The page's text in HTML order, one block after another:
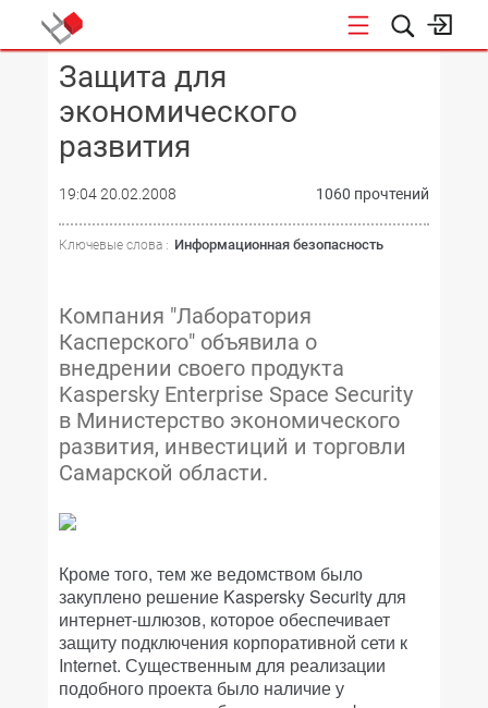
Защита для
экономического
развития
19:04 20.02.2008 1060 прочтений
Ключевые слова : Информационная безопасность
Компания "Лаборатория
Касперского" объявила о
внедрении своего продукта
Kaspersky Enterprise Space Security
в Министерство экономического
развития, инвестиций и торговли
Самарской области.
Кроме того, тем же ведомством было
закуплено решение Kaspersky Security для
интернет-шлюзов, которое обеспечивает
защиту подключения корпоративной сети к
Internet. Существенным для реализации
подобного проекта было наличие у